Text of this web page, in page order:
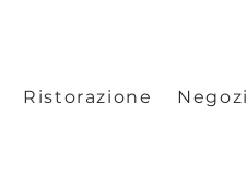
Ristorazione Negozi